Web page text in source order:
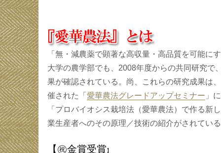
「無・減農薬で顕著な高収量・ 高品質を可能に
大学の農学部でも、2008年度からの共同研究で
果が確認されている。尚、これらの研究成果は
催された「 愛華農法グレードアップセミナー 」
「プロバイオシス栽培法（愛華農法）で作る新
業生産者へのその原理／技術の紹介がされてい
【㊗️金賞受賞】